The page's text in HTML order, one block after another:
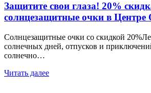
Защитите свои глаза! 20%
солнцезащитные очки в
Солнцезащитные очки со скидкой
солнечных дней, отпусков и
солнечно…
Читать далее